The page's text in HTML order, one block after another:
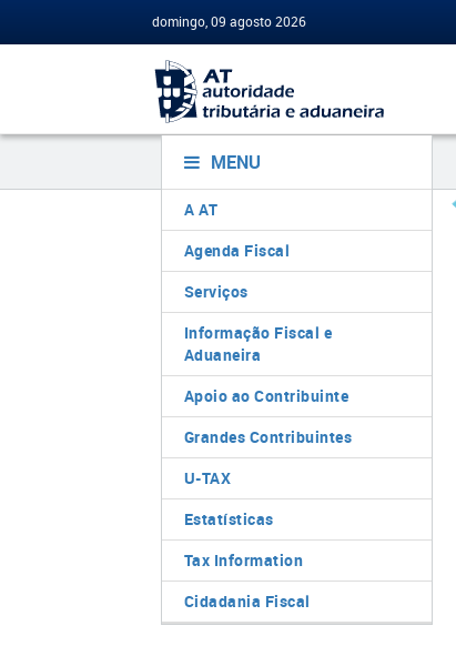
domingo, 09 agosto 2026
MENU
A AT
Agenda Fiscal
Serviços
Informação Fiscal e
Aduaneira
Apoio ao Contribuinte
Grandes Contribuintes
U-TAX
Estatísticas
Tax Information
Cidadania Fiscal